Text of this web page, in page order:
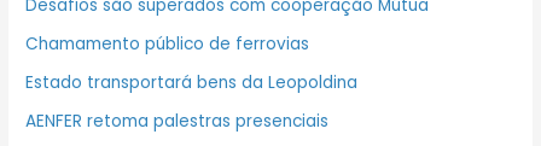
Desafios são superados com cooperação Mútua
Chamamento público de ferrovias
Estado transportará bens da Leopoldina
AENFER retoma palestras presenciais